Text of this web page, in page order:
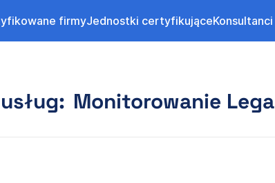
firmyJednostki certyfikująceKonsultanci
Monitorowanie Lega